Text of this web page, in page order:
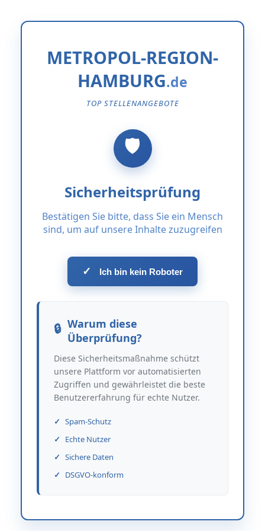
METROPOL-REGION-
HAMBURG
TOP STELLENANGEBOTE
Sicherheitsprüfung
Bestätigen Sie bitte, dass Sie ein Mensch
sind, um auf unsere Inhalte zuzugreifen
✓ Ich bin kein Roboter
Warum diese
Überprüfung?
Diese Sicherheitsmaßnahme schützt
unsere Plattform vor automatisierten
Zugriffen und gewährleistet die beste
Benutzererfahrung für echte Nutzer.
Spam-Schutz
Echte Nutzer
Sichere Daten
DSGVO-konform